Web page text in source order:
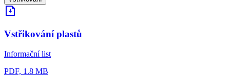
Vstřikování plastů
Informační list
PDF, 1.8 MB